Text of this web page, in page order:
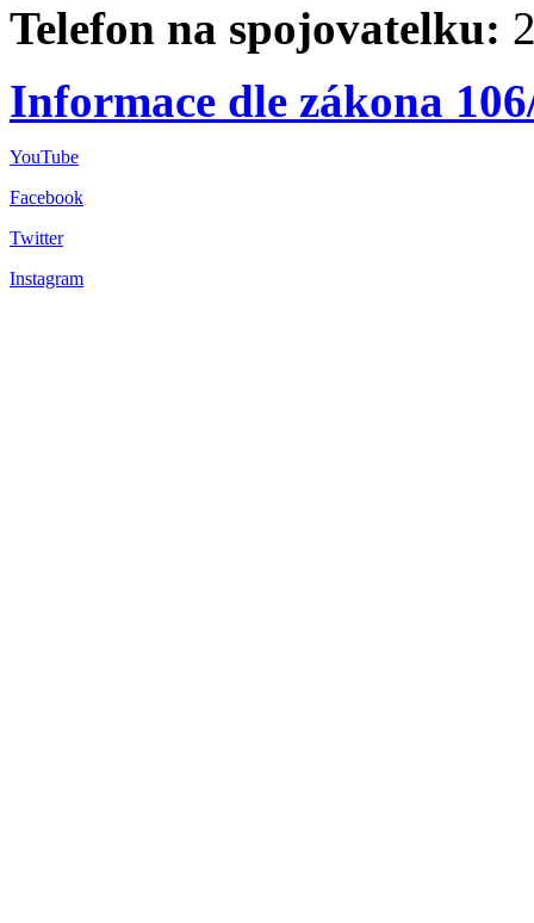
Telefon na spojovatelku:
Informace dle zákona
YouTube
Facebook
Twitter
Instagram